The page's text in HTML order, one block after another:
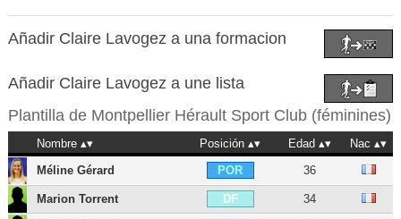
Añadir Claire Lavogez a una formacion
Añadir Claire Lavogez a une lista
Plantilla de Montpellier Hérault Sport Club (féminines)
Nombre Posición Edad
Nac
Méline Gérard
POR 36
Marion Torrent DF 34